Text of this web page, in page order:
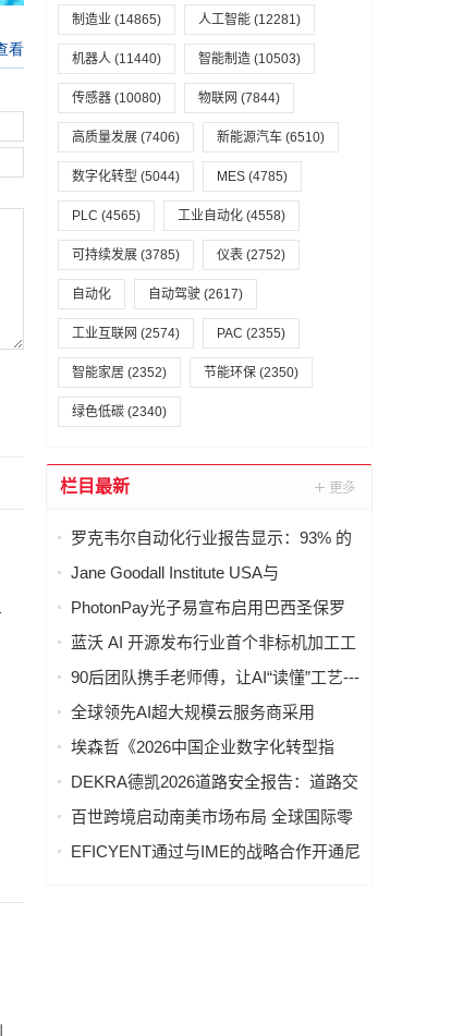
(1)
制造业 (14865) 人工智能 (12281)
机器人 (11440) 智能制造 (10503)
传感器 (10080) 物联网 (7844)
高质量发展 (7406) 新能源汽车 (6510)
数字化转型 (5044) MES (4785)
PLC (4565) 工业自动化 (4558)
可持续发展 (3785) 仪表 (2752)
自动化 自动驾驶 (2617)
工业互联网 (2574) PAC (2355)
智能家居 (2352) 节能环保 (2350)
绿色低碳 (2340)
栏目最新
罗克韦尔自动化行业报告显示：93% 的
制造商已部署 MES 制造执行系统，但仅
Jane Goodall Institute USA与
FormationQ启动首个量子计算研究项
PhotonPay光子易宣布启用巴西圣保罗
办公室，加速拉美市场战略布局
蓝沃 AI 开源发布行业首个非标机加工工
艺大模型「沃土」LevelField-1，工业 AI
90后团队携手老师傅，让AI“读懂”工艺---
-非标机加工工艺大模型「沃土」在沪开
全球领先AI超大规模云服务商采用
ATLANT 3D NANOFABRICATOR®
埃森哲《2026中国企业数字化转型指
数》：中国企业加速AI规模化应用，尚
DEKRA德凯2026道路安全报告：道路交
通场景下的职业安全 - 高风险环境，事
百世跨境启动南美市场布局 全球国际零
担物流网络进入第二阶段
EFICYENT通过与IME的战略合作开通尼